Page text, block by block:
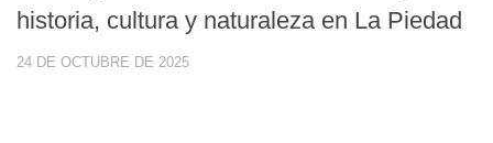
historia, cultura y naturaleza en La Piedad
24 DE OCTUBRE DE 2025